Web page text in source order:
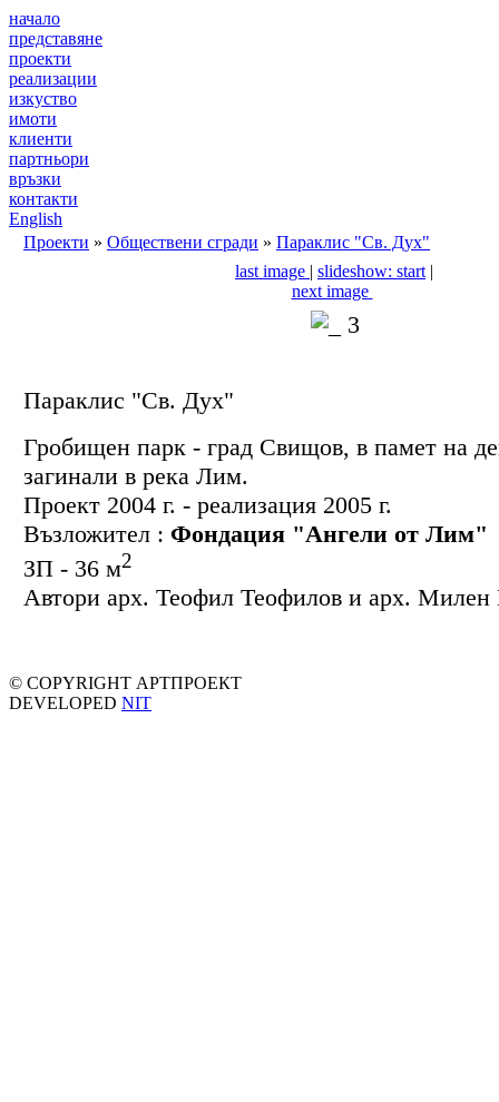
начало
представяне
проекти
реализации
изкуство
имоти
клиенти
партньори
връзки
контакти
English
Проекти » Обществени сгради » Параклис "Св. Дух"
last image | slideshow: start |
next image
Параклис "Св. Дух"
Гробищен парк - град Свищов, в памет на
загинали в река Лим.
Проект 2004 г. - реализация 2005 г.
Възложител : Фондация "Ангели от Лим"
ЗП - 36 м2
Автори арх. Теофил Теофилов и арх.
© COPYRIGHT АРТПРОЕКТ
DEVELOPED NIT